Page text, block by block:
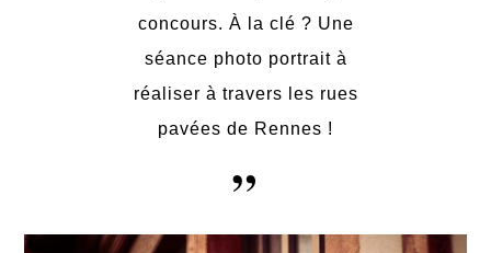
concours. À la clé ? Une
séance photo portrait à
réaliser à travers les rues
pavées de Rennes !